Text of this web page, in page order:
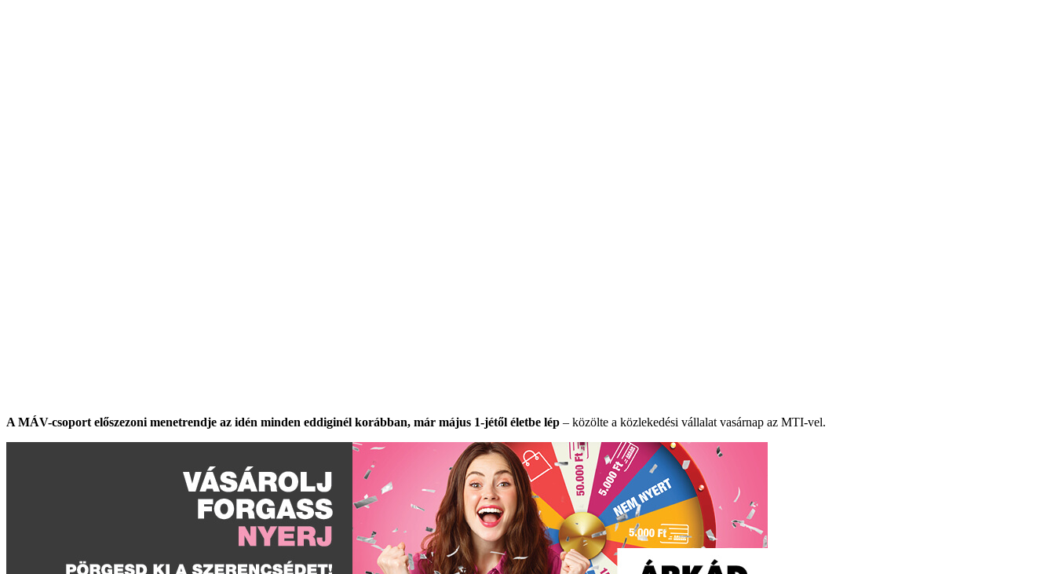
A MÁV-csoport előszezoni menetrendje az idén minden eddiginél korábban, már május 1-jétől életbe lép – közölte a közlekedési vállalat vasárnap az MTI-vel.